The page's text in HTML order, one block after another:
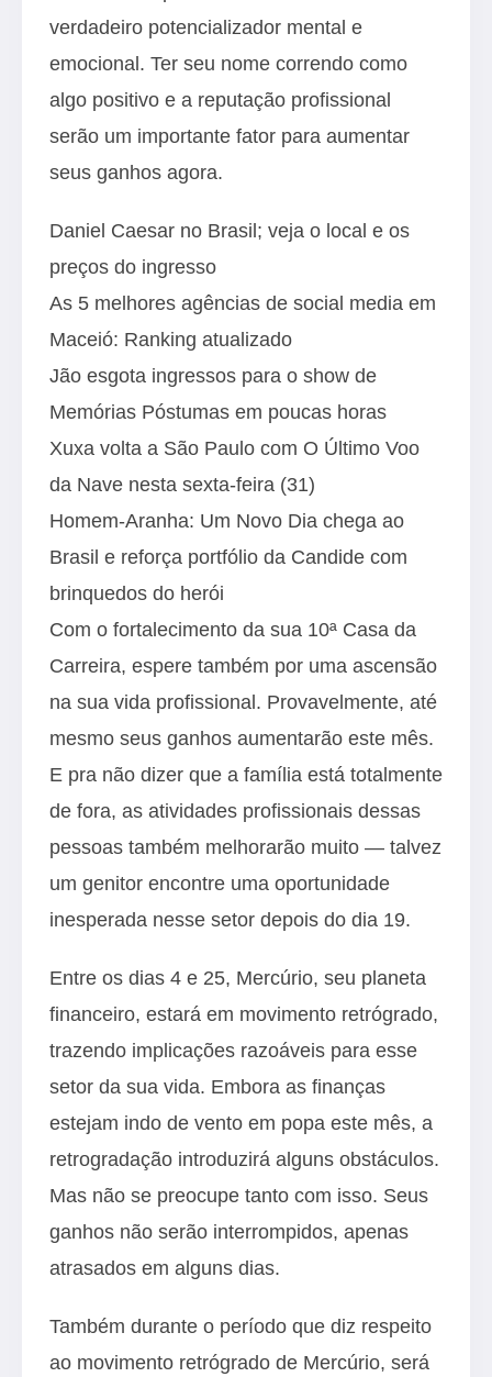
verdadeiro potencializador mental e
emocional. Ter seu nome correndo como
algo positivo e a reputação profissional
serão um importante fator para aumentar
seus ganhos agora.
Daniel Caesar no Brasil; veja o local e os
preços do ingresso
As 5 melhores agências de social media em
Maceió: Ranking atualizado
Jão esgota ingressos para o show de
Memórias Póstumas em poucas horas
Xuxa volta a São Paulo com O Último Voo
da Nave nesta sexta-feira (31)
Homem-Aranha: Um Novo Dia chega ao
Brasil e reforça portfólio da Candide com
brinquedos do herói
Com o fortalecimento da sua 10ª Casa da
Carreira, espere também por uma ascensão
na sua vida profissional. Provavelmente, até
mesmo seus ganhos aumentarão este mês.
E pra não dizer que a família está totalmente
de fora, as atividades profissionais dessas
pessoas também melhorarão muito — talvez
um genitor encontre uma oportunidade
inesperada nesse setor depois do dia 19.
Entre os dias 4 e 25, Mercúrio, seu planeta
financeiro, estará em movimento retrógrado,
trazendo implicações razoáveis para esse
setor da sua vida. Embora as finanças
estejam indo de vento em popa este mês, a
retrogradação introduzirá alguns obstáculos.
Mas não se preocupe tanto com isso. Seus
ganhos não serão interrompidos, apenas
atrasados em alguns dias.
Também durante o período que diz respeito
ao movimento retrógrado de Mercúrio, será